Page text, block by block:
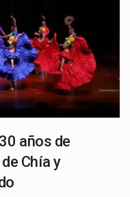
años de
Chía y